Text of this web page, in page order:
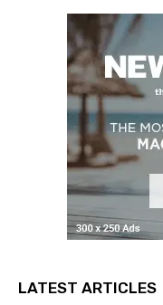
LATEST ARTICLES